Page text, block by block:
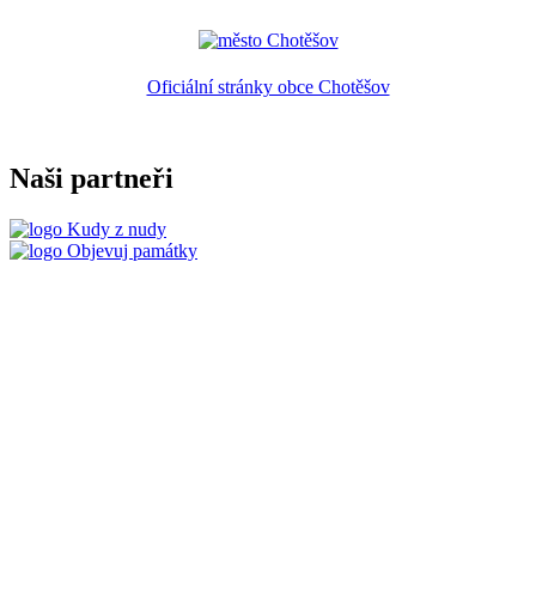
Oficiální stránky obce Chotěšov
Naši partneři
Kudy z nudy
Objevuj památky